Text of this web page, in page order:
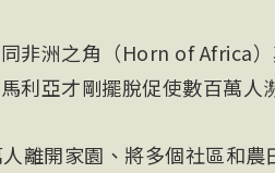
非洲之角（Horn of Africa
利亞才剛擺脫促使數百萬人
離開家園、將多個社區和